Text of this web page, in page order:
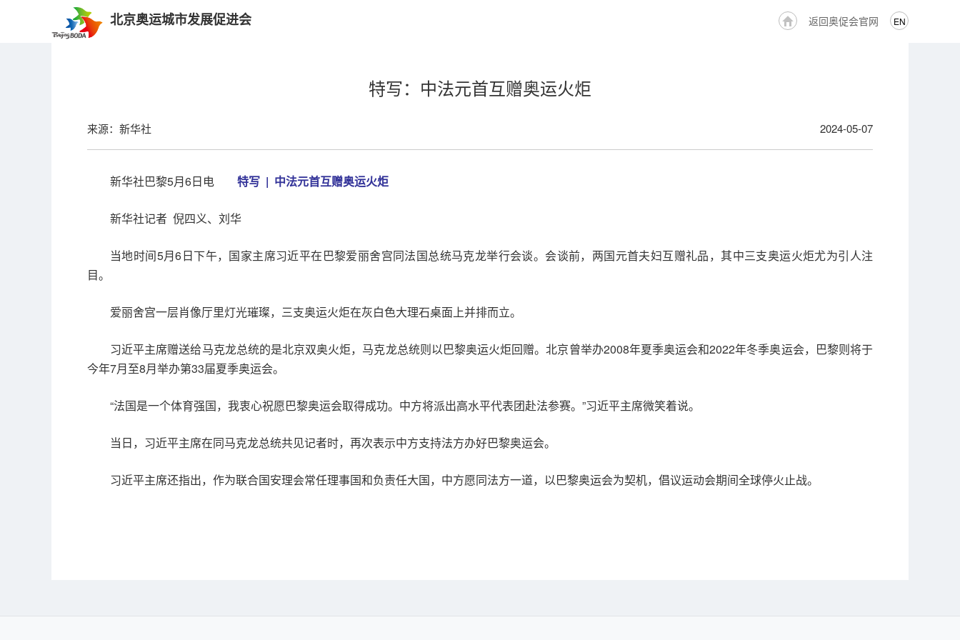
北京奥运城市发展促进会 EN
返回奥促会官网
特写：中法元首互赠奥运火炬
来源：新华社 2024-05-07
新华社巴黎5月6日电 特写 | 中法元首互赠奥运火炬
新华社记者 倪四义、刘华
当地时间5月6日下午，国家主席习近平在巴黎爱丽舍宫同法国总统马克龙举行会谈。会谈前，两国元首夫妇互赠礼品，其中三支奥运火炬尤为引人注
目。
爱丽舍宫一层肖像厅里灯光璀璨，三支奥运火炬在灰白色大理石桌面上并排而立。
习近平主席赠送给马克龙总统的是北京双奥火炬，马克龙总统则以巴黎奥运火炬回赠。北京曾举办2008年夏季奥运会和2022年冬季奥运会，巴黎则将于
今年7月至8月举办第33届夏季奥运会。
“法国是一个体育强国，我衷心祝愿巴黎奥运会取得成功。中方将派出高水平代表团赴法参赛。”习近平主席微笑着说。
当日，习近平主席在同马克龙总统共见记者时，再次表示中方支持法方办好巴黎奥运会。
习近平主席还指出，作为联合国安理会常任理事国和负责任大国，中方愿同法方一道，以巴黎奥运会为契机，倡议运动会期间全球停火止战。